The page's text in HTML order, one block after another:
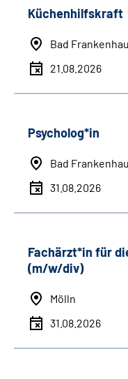
Küchenhilfskraft
Bad
21.08.2026
Psycholog*in
Bad
31.08.2026
Fachärzt*in für
(m/w/div)
Mölln
31.08.2026